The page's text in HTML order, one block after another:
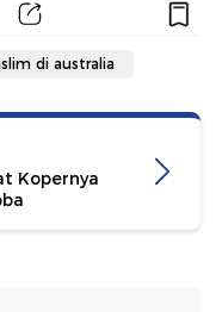
di australia
Kopernya